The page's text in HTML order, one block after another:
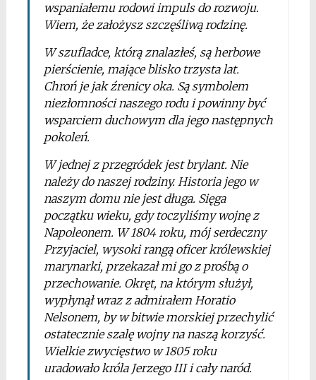
wspaniałemu rodowi impuls do rozwoju.
Wiem, że założysz szczęśliwą rodzinę.
W szufladce, którą znalazłeś, są herbowe
pierścienie, mające blisko trzysta lat.
Chroń je jak źrenicy oka. Są symbolem
niezłomności naszego rodu i powinny być
wsparciem duchowym dla jego następnych
pokoleń.
W jednej z przegródek jest brylant. Nie
należy do naszej rodziny. Historia jego w
naszym domu nie jest długa. Sięga
początku wieku, gdy toczyliśmy wojnę z
Napoleonem. W 1804 roku, mój serdeczny
Przyjaciel, wysoki rangą oficer królewskiej
marynarki, przekazał mi go z prośbą o
przechowanie. Okręt, na którym służył,
wypłynął wraz z admirałem Horatio
Nelsonem, by w bitwie morskiej przechylić
ostatecznie szalę wojny na naszą korzyść.
Wielkie zwycięstwo w 1805 roku
uradowało króla Jerzego III i cały naród.